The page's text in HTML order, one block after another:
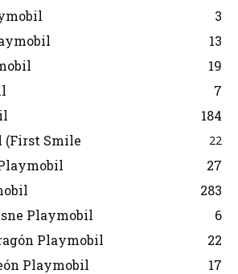
3
13
19
7
184
(First Smile
22
27
283
Playmobil
6
Playmobil
22
Playmobil
17